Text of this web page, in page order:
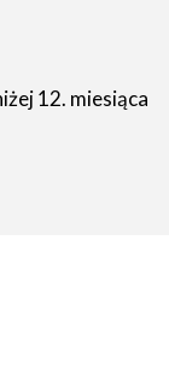
12. miesiąca